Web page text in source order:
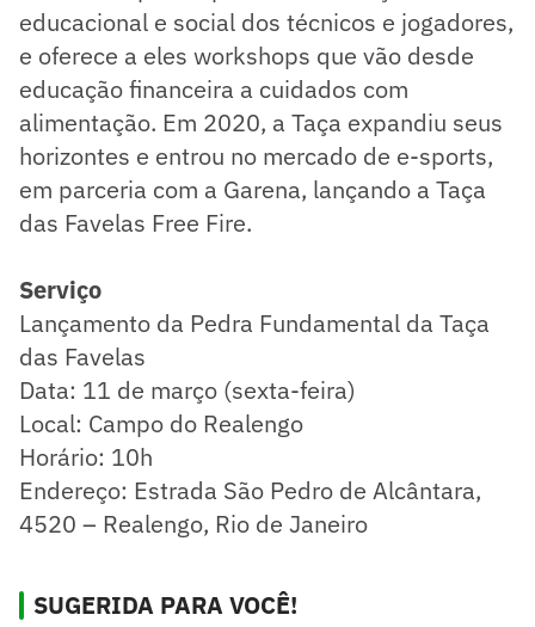
educacional e social dos técnicos e jogadores,
e oferece a eles workshops que vão desde
educação financeira a cuidados com
alimentação. Em 2020, a Taça expandiu seus
horizontes e entrou no mercado de e-sports,
em parceria com a Garena, lançando a Taça
das Favelas Free Fire.
Serviço
Lançamento da Pedra Fundamental da Taça
das Favelas
Data: 11 de março (sexta-feira)
Local: Campo do Realengo
Horário: 10h
Endereço: Estrada São Pedro de Alcântara,
4520 – Realengo, Rio de Janeiro
SUGERIDA PARA VOCÊ!